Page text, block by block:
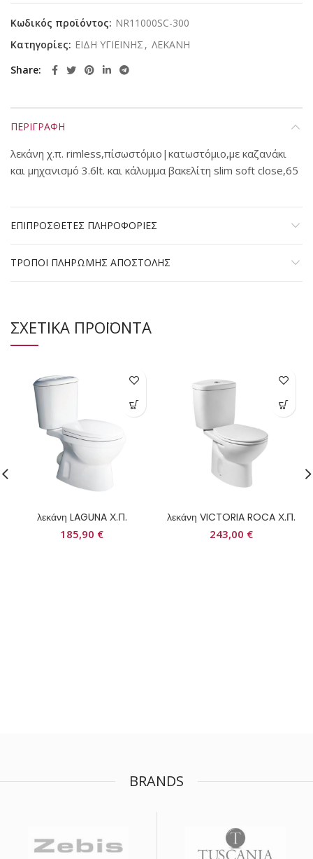
Κωδικός προϊόντος: NR11000SC-300
Κατηγορίες: ΕΙΔΗ ΥΓΙΕΙΝΗΣ , ΛΕΚΑΝΗ
Share
ΠΕΡΙΓΡΑΦΗ
λεκάνη χ.π. rimless,πίσωστόμιο|κατωστόμιο,με καζανάκι
και μηχανισμό 3.6lt. και κάλυμμα βακελίτη slim soft close,65
ΕΠΙΠΡΟΣΘΕΤΕΣ ΠΛΗΡΟΦΟΡΙΕΣ
ΤΡΟΠΟΙ ΠΛΗΡΩΜΗΣ ΑΠΟΣΤΟΛΗΣ
ΣΧΕΤΙΚΑ ΠΡΟΪΟΝΤΑ
λεκάνη LAGUNA Χ.Π.
185,90 €
λεκάνη VICTORIA ROCA Χ.Π.
243,00 €
BRANDS